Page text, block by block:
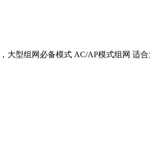
型组网必备模式 AC/AP模式组网 适